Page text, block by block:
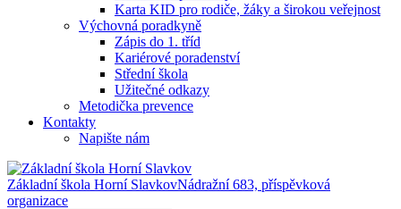
Karta KID pro rodiče, žáky a širokou veřejnost
Výchovná poradkyně
Zápis do 1. tříd
Kariérové poradenství
Střední škola
Užitečné odkazy
Metodička prevence
Kontakty
Napište nám
Základní škola Horní SlavkovNádražní 683, příspěvková
organizace